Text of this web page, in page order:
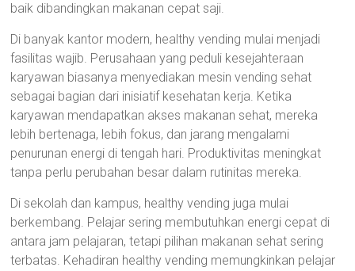
baik dibandingkan makanan cepat saji.
Di banyak kantor modern, healthy vending mulai menjadi
fasilitas wajib. Perusahaan yang peduli kesejahteraan
karyawan biasanya menyediakan mesin vending sehat
sebagai bagian dari inisiatif kesehatan kerja. Ketika
karyawan mendapatkan akses makanan sehat, mereka
lebih bertenaga, lebih fokus, dan jarang mengalami
penurunan energi di tengah hari. Produktivitas meningkat
tanpa perlu perubahan besar dalam rutinitas mereka.
Di sekolah dan kampus, healthy vending juga mulai
berkembang. Pelajar sering membutuhkan energi cepat di
antara jam pelajaran, tetapi pilihan makanan sehat sering
terbatas. Kehadiran healthy vending memungkinkan pelajar